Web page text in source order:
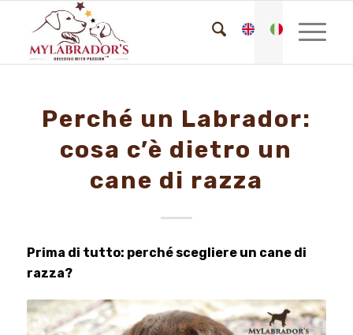
Perché un Labrador:
cosa c’è dietro un
cane di razza
Prima di tutto: perché scegliere un cane di
razza?